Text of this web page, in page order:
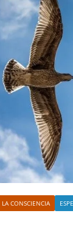
LA CONSCIENCIA